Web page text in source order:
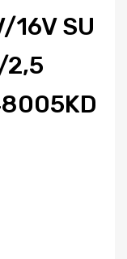
16V SU
2,5